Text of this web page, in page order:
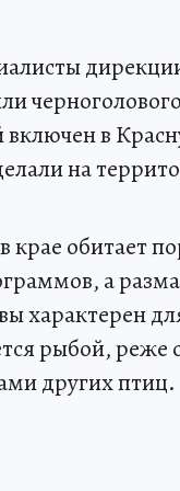
в
на
обитает
а
характерен
рыбой, реже
других птиц.